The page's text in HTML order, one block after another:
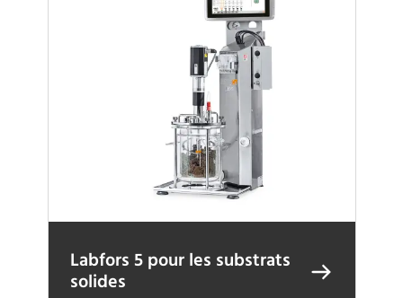
Labfors 5 pour les substrats
solides